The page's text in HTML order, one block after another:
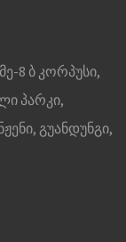
8 ბ კორპუსი,
პარკი,
გუანდუნგი,